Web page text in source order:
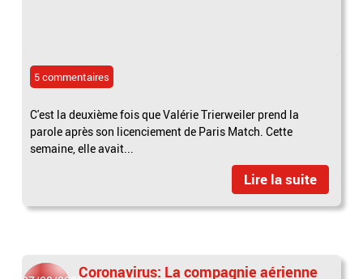
5 commentaires
C'est la deuxième fois que Valérie Trierweiler prend la
parole après son licenciement de Paris Match. Cette
semaine, elle avait...
Lire la suite
Coronavirus: La compagnie aérienne